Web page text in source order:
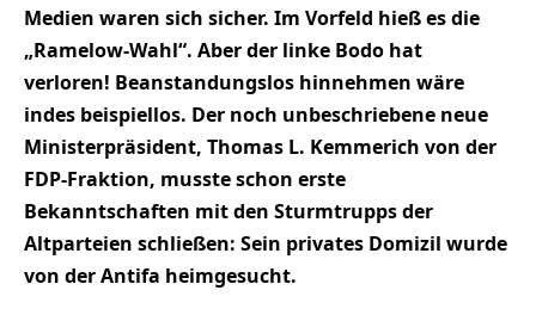
Medien waren sich sicher. Im Vorfeld hieß es die
„Ramelow-Wahl“. Aber der linke Bodo hat
verloren! Beanstandungslos hinnehmen wäre
indes beispiellos. Der noch unbeschriebene neue
Ministerpräsident, Thomas L. Kemmerich von der
FDP-Fraktion, musste schon erste
Bekanntschaften mit den Sturmtrupps der
Altparteien schließen: Sein privates Domizil wurde
von der Antifa heimgesucht.